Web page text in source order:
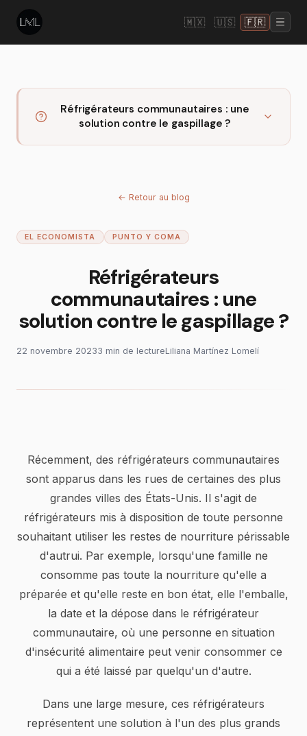
🇲🇽 🇺🇸 🇫🇷
Réfrigérateurs communautaires : une
solution contre le gaspillage ?
← Retour au blog
EL ECONOMISTA PUNTO Y COMA
Réfrigérateurs
communautaires : une
solution contre le gaspillage ?
22 novembre 20233 min de lectureLiliana Martínez Lomelí
Récemment, des réfrigérateurs communautaires
sont apparus dans les rues de certaines des plus
grandes villes des États-Unis. Il s'agit de
réfrigérateurs mis à disposition de toute personne
souhaitant utiliser les restes de nourriture périssable
d'autrui. Par exemple, lorsqu'une famille ne
consomme pas toute la nourriture qu'elle a
préparée et qu'elle reste en bon état, elle l'emballe,
la date et la dépose dans le réfrigérateur
communautaire, où une personne en situation
d'insécurité alimentaire peut venir consommer ce
qui a été laissé par quelqu'un d'autre.
Dans une large mesure, ces réfrigérateurs
représentent une solution à l'un des plus grands